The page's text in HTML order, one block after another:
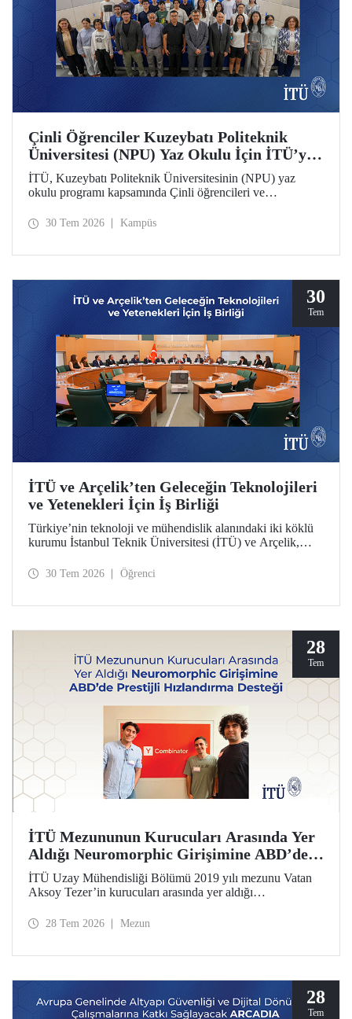
Çinli Öğrenciler Kuzeybatı Politeknik
Üniversitesi (NPU) Yaz Okulu İçin İTÜ’ye
Geldi
İTÜ, Kuzeybatı Politeknik Üniversitesinin (NPU) yaz
okulu programı kapsamında Çinli öğrencileri ve
30 Tem 2026 Kampüs
30
Tem
İTÜ ve Arçelik’ten Geleceğin Teknolojileri
ve Yetenekleri İçin İş Birliği
Türkiye’nin teknoloji ve mühendislik alanındaki iki köklü
kurumu İstanbul Teknik Üniversitesi (İTÜ) ve Arçelik,
imza attı. Protokol, ortak bilimsel araştırmalar ve yenilikçi
30 Tem 2026 Öğrenci
28
Tem
İTÜ Mezununun Kurucuları Arasında Yer
Aldığı Neuromorphic Girişimine ABD’de
Prestijli Hızlandırma Desteği
İTÜ Uzay Mühendisliği Bölümü 2019 yılı mezunu Vatan
Aksoy Tezer’in kurucuları arasında yer aldığı
programı Y Combinator’ın (YC) 2026 yaz dönemine kabul
28 Tem 2026 Mezun
28
Tem